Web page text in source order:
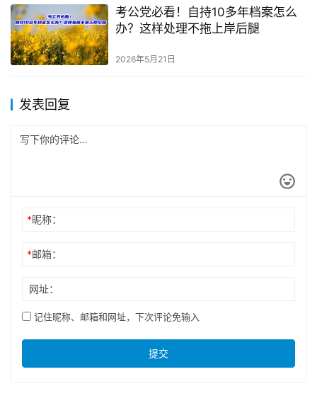
考公党必看！自持10多年档案怎么
办？这样处理不拖上岸后腿
2026年5月21日
发表回复
*昵称：
*邮箱：
网址：
记住昵称、邮箱和网址，下次评论免输入
提交